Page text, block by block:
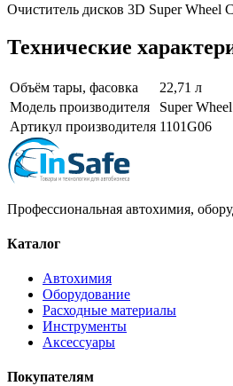
Очиститель дисков 3D Super Wheel
Технические
Объём тары, фасовка
22,71 л
Модель производителя
Super Wheel
Артикул производителя 1101G06
Профессиональная автохимия,
Каталог
Автохимия
Оборудование
Расходные материалы
Инструменты
Аксессуары
Покупателям